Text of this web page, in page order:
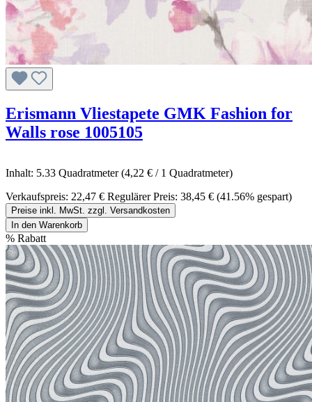
Erismann Vliestapete GMK Fashion for
Walls rose 1005105
Inhalt: 5.33 Quadratmeter(4,22 € / 1 Quadratmeter)
Verkaufspreis: 22,47 € Regulärer Preis: 38,45 € (41.56% gespart)
Preise inkl. MwSt. zzgl. Versandkosten
In den Warenkorb
% Rabatt